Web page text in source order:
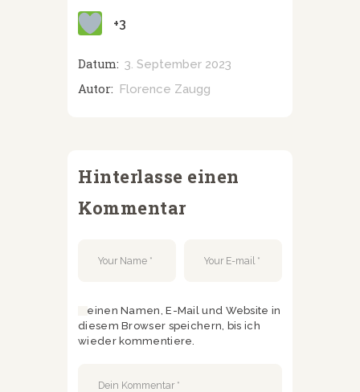
+3
Datum: 3. September 2023
Autor: Florence Zaugg
Hinterlasse einen
Kommentar
Meinen Namen, E-Mail und Website in
diesem Browser speichern, bis ich
wieder kommentiere.